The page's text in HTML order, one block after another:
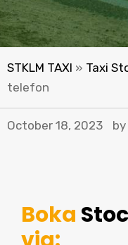
STKLM TAXI » Taxi
telefon
October 18, 2023 by
Boka